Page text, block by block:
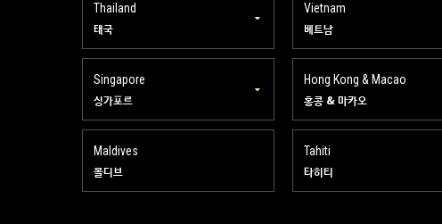
Thailand
태국
Vietnam
베트남
Singapore
싱가포르
Hong Kong & Macao
홍콩 & 마카오
Maldives
몰디브
Tahiti
타히티